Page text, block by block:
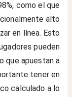
como el que
alto
en línea. Esto
pueden
que apuestan a
tener en
calculado a lo